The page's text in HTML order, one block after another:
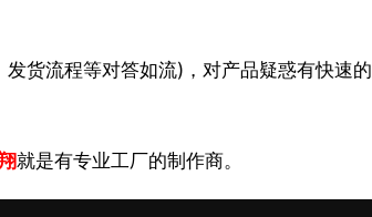
货流程等对答如流)，对产品疑惑有快速的
就是有专业工厂的制作商。